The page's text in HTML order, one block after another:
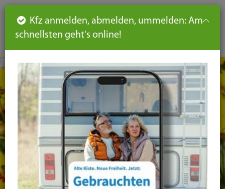
DE
Seiteninhalt
Hauptnavigation
Seitennavigation
leichte
Sprache
Kfz anmelden, abmelden, ummelden: Am
schnellsten geht's online!